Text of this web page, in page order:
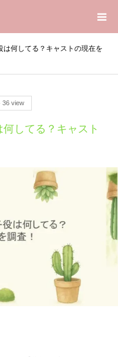
は何してる？キャストの現在を
36 view
何してる？キャスト